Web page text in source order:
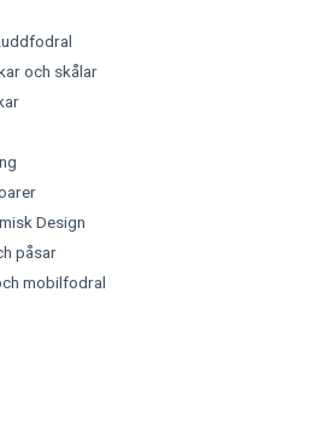
och skålar
Design
påsar
mobilfodral